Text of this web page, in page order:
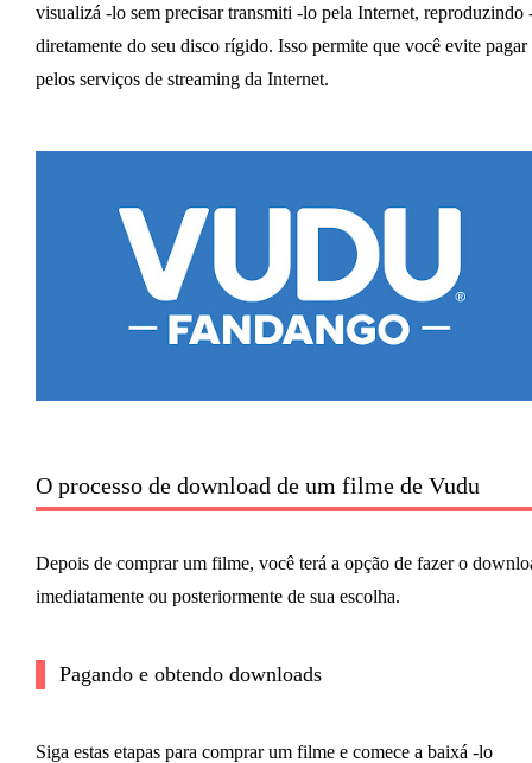
visualizá -lo sem precisar transmiti -lo pela Internet, reproduzindo
diretamente do seu disco rígido. Isso permite que você evite pagar
pelos serviços de streaming da Internet.
O processo de download de um filme de Vudu
Depois de comprar um filme, você terá a opção de fazer o
imediatamente ou posteriormente de sua escolha.
Pagando e obtendo downloads
Siga estas etapas para comprar um filme e comece a baixá -lo